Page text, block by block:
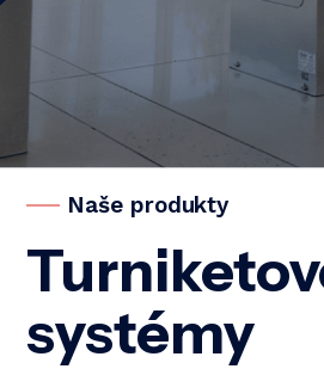
Naše produkty
systémy